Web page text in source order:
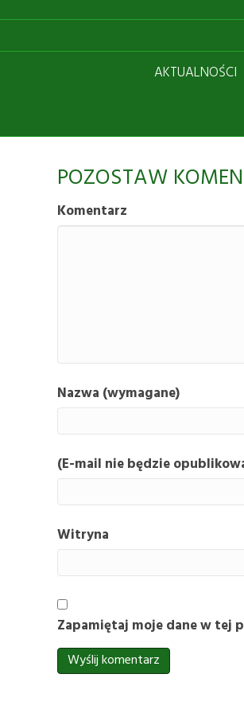
AKTUALNOŚCI
PEXELS-
POZOSTAW
Komentarz
Nazwa (wymagane)
(E-mail nie będzie
Witryna
Zapamiętaj moje dane w tej